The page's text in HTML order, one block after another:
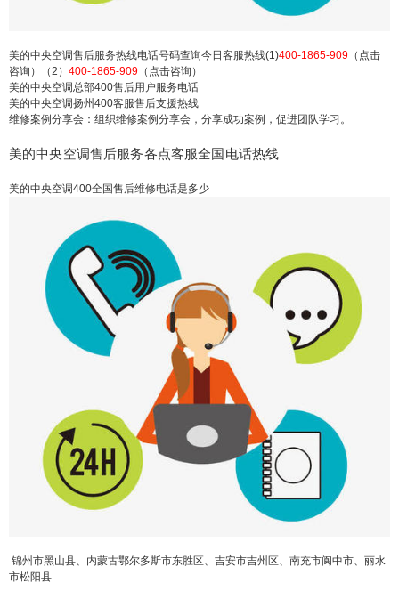
美的中央空调售后服务热线电话号码查询今日客服热线(1)400-1865-909 （点击
咨询）（2） 400-1865-909 （点击咨询）
美的中央空调总部400售后用户服务电话
美的中央空调扬州400客服售后支援热线
维修案例分享会：组织维修案例分享会，分享成功案例，促进团队学习。
美的中央空调售后服务各点客服全国电话热线
美的中央空调400全国售后维修电话是多少
锦州市黑山县、内蒙古鄂尔多斯市东胜区、吉安市吉州区、南充市阆中市、丽水
市松阳县